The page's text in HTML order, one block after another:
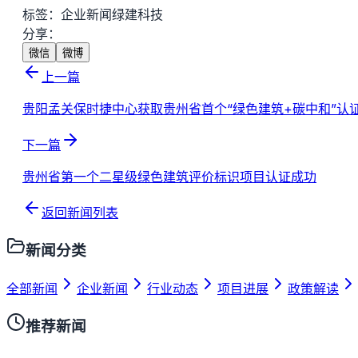
标签： 企业新闻绿建科技
分享：
微信 微博
上一篇
贵阳孟关保时捷中心获取贵州省首个“绿色建筑+碳中和”认
下一篇
贵州省第一个二星级绿色建筑评价标识项目认证成功
返回新闻列表
新闻分类
全部新闻 企业新闻 行业动态 项目进展 政策解读
推荐新闻